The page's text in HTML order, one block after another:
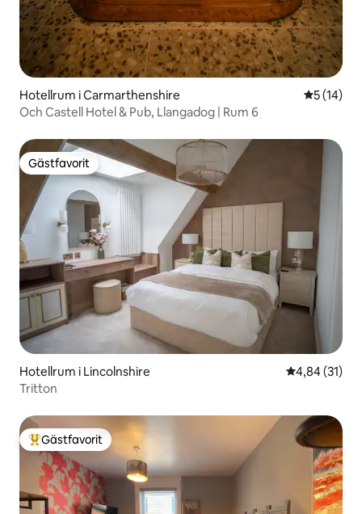
Hotellrum i Carmarthenshire 5 av 5 i
5 (14)
Och Castell Hotel & Pub, Llangadog | Rum 6
Gästfavorit
Gästfavorit
Hotellrum i Lincolnshire 4,84 av 5 i
4,84 (31)
Tritton
Populär gästfavorit
Gästfavorit